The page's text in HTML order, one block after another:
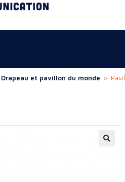
Drapeau et pavillon du monde >